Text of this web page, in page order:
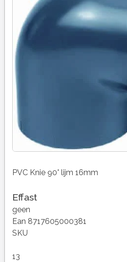
PVC Knie 90° lijm 16mm
Effast
geen
Ean 8717605000381
SKU
13